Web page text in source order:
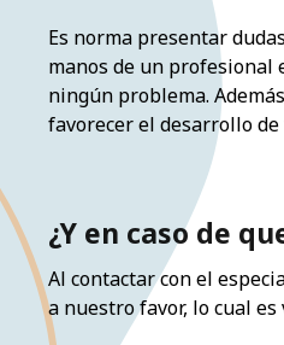
Es norma presentar
manos de un
ningún problema.
favorecer el desarrollo
¿Y en caso de
Al contactar con el
a nuestro favor, lo cual es